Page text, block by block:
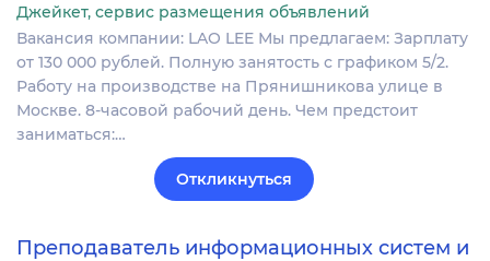
Джейкет, сервис размещения объявлений
Вакансия компании: LAO LEE Мы предлагаем: Зарплату
от 130 000 рублей. Полную занятость с графиком 5/2.
Работу на производстве на Прянишникова улице в
Москве. 8-часовой рабочий день. Чем предстоит
заниматься:…
Откликнуться
Преподаватель информационных систем и